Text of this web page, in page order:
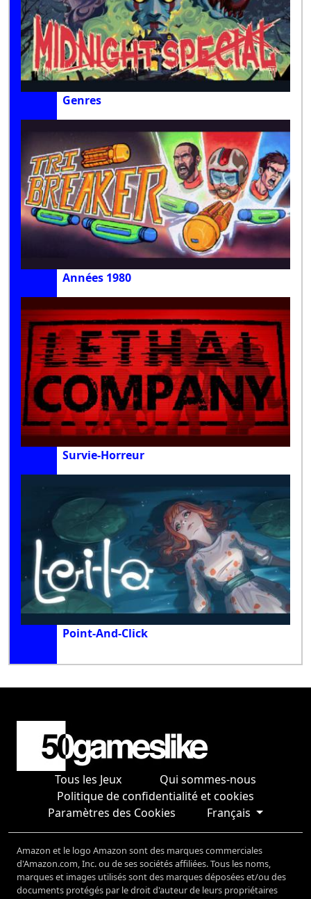
Genres
Années 1980
Survie-Horreur
Point-And-Click
Tous les Jeux
Qui sommes-nous
Politique de confidentialité et cookies
Paramètres des Cookies
Français
Amazon et le logo Amazon sont des marques commerciales
d'Amazon.com, Inc. ou de ses sociétés affiliées. Tous les noms,
marques et images utilisés sont des marques déposées et/ou des
documents protégés par le droit d'auteur de leurs propriétaires